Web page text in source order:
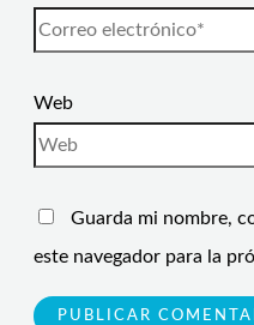
Web
Guarda mi nombre,
este navegador para la